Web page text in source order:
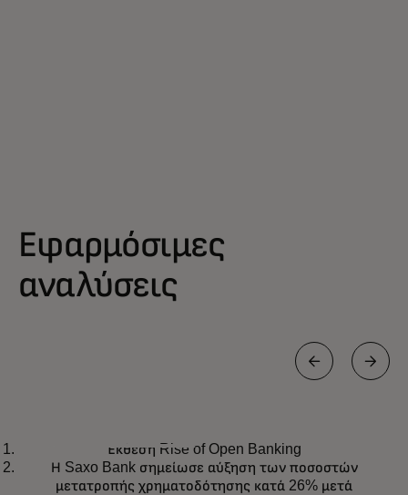
Εφαρμόσιμες
αναλύσεις
Έκθεση Rise of Open Banking
Λάβετε το reportopens in a new tab
Έκθεση Rise of Open Banking
Η Saxo Bank σημείωσε αύξηση των ποσοστών
μετατροπής χρηματοδότησης κατά 26% μετά